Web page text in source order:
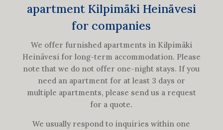
apartment Kilpimäki Heinävesi
for companies
We offer furnished apartments in Kilpimäki
Heinävesi for long-term accommodation. Please
note that we do not offer one-night stays. If you
need an apartment for at least 3 days or
multiple apartments, please send us a request
for a quote.
We usually respond to inquiries within one